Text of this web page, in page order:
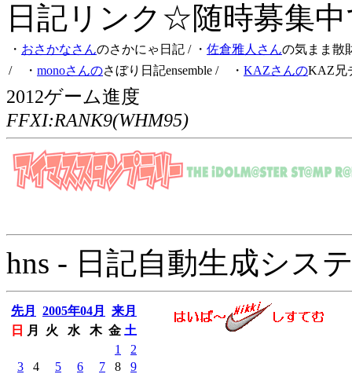
日記リンク☆随時募集
・ おさかなさんのさかにゃ日記 / ・ 佐倉雅人さんの気まま散
/ ・ monoさんのさぼり日記ensemble / ・ KAZさんのKAZ兄
2012ゲーム進度
FFXI:RANK9(WHM95)
hns - 日記自動生成シス
先月 2005年04月
来月
日
月 火 水 木 金 土
1
2
3
4 5 6 7 8
9